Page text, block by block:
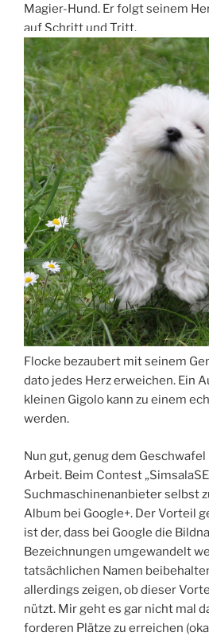
Magier-Hund. Er folgt seinem
auf Schritt und Tritt.
Flocke bezaubert mit seinem
dato jedes Herz erweichen. Ein
kleinen Gigolo kann zu einem
werden.
Nun gut, genug dem Geschwafel
Arbeit. Beim Contest
Suchmaschinenanbieter selbst
Album bei Google+. Der Vorteil
ist der, dass bei Google die
Bezeichnungen umgewandelt
tatsächlichen Namen
allerdings zeigen, ob dieser
nützt. Mir geht es gar nicht mal
forderen Plätze zu erreichen